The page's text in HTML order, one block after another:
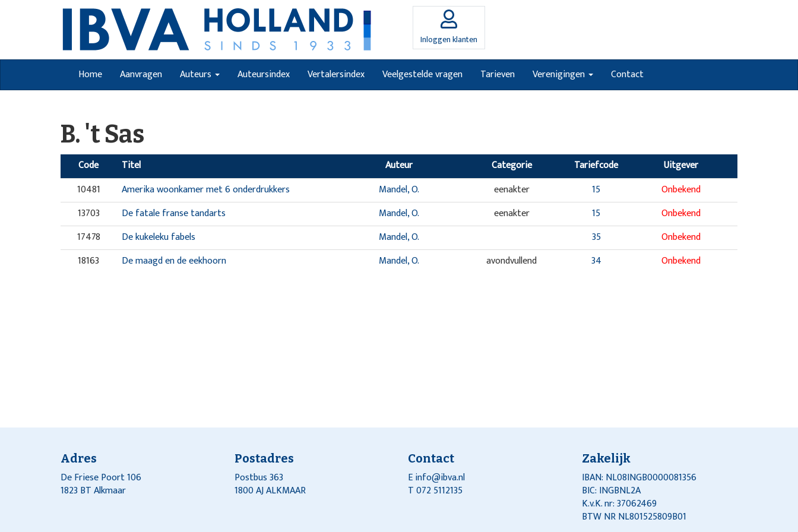
Inloggen klanten
Home Aanvragen Auteurs Auteursindex Vertalersindex Veelgestelde vragen Tarieven Verenigingen Contact
B. 't Sas
Code Titel Auteur Categorie Tariefcode
Uitgever
10481
Amerika woonkamer met 6 onderdrukkers Mandel, O. eenakter 15
Onbekend
13703
De fatale franse tandarts Mandel, O. eenakter 15
Onbekend
17478
De kukeleku fabels Mandel, O. 35
Onbekend
18163
De maagd en de eekhoorn Mandel, O. avondvullend 34 Onbekend
Adres
De Friese Poort 106
1823 BT Alkmaar
Postadres
Postbus 363
1800 AJ ALKMAAR
Contact
Einfo@ibva.nl
T 072 5112135
Zakelijk
IBAN: NL08INGB0000081356
BIC: INGBNL2A
K.v.K. nr: 37062469
BTW NR NL801525809B01